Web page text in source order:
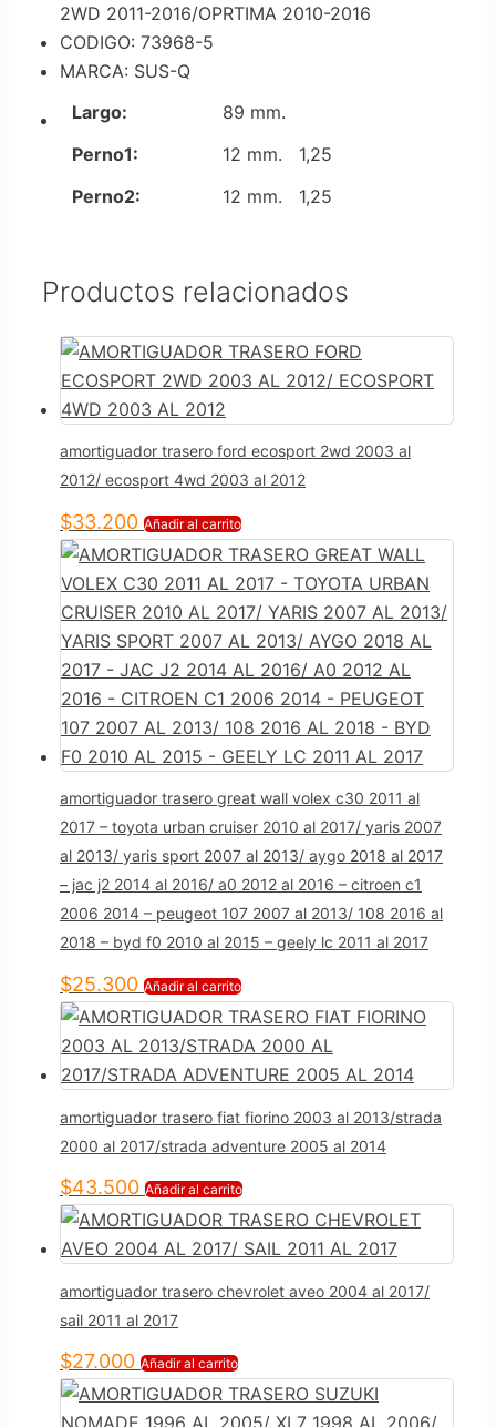
2WD 2011-2016/OPRTIMA 2010-2016
CODIGO: 73968-5
MARCA: SUS-Q
Largo:
89 mm.
Perno1:
12 mm. 1,25
Perno2:
12 mm. 1,25
Productos relacionados
amortiguador trasero ford ecosport 2wd 2003 al
2012/ ecosport 4wd 2003 al 2012
$33.200 Añadir al carrito
amortiguador trasero great wall volex c30 2011 al
2017 – toyota urban cruiser 2010 al 2017/ yaris 2007
al 2013/ yaris sport 2007 al 2013/ aygo 2018 al 2017
– jac j2 2014 al 2016/ a0 2012 al 2016 – citroen c1
2006 2014 – peugeot 107 2007 al 2013/ 108 2016 al
2018 – byd f0 2010 al 2015 – geely lc 2011 al 2017
$25.300 Añadir al carrito
amortiguador trasero fiat fiorino 2003 al 2013/strada
2000 al 2017/strada adventure 2005 al 2014
$43.500 Añadir al carrito
amortiguador trasero chevrolet aveo 2004 al 2017/
sail 2011 al 2017
$27.000 Añadir al carrito